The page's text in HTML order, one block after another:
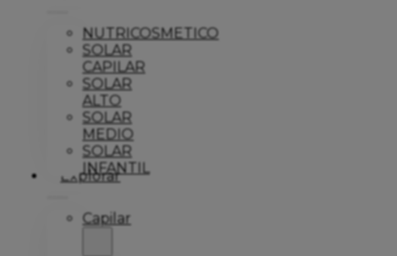
NUTRICOSMETICO
SOLAR
CAPILAR
SOLAR
ALTO
SOLAR
MEDIO
SOLAR
INFANTIL
Explorar
Capilar